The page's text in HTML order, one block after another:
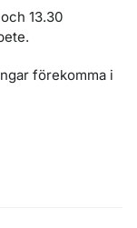
13.30
förekomma i